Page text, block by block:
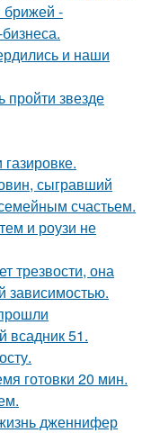
брижей -
и наши
пройти звезде
сыгравший
счастьем.
и роузи не
трезвости, она
зависимостью.
всадник 51.
готовки 20 мин.
дженнифер